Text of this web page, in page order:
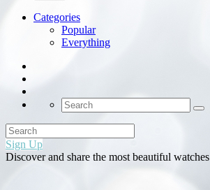
Categories
Popular
Everything
Sign Up
Discover and share the most beautiful watches